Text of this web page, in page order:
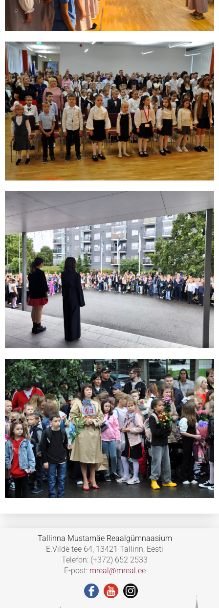
Tallinna Mustamäe Reaalgümnaasium
E.Vilde tee 64, 13421 Tallinn, Eesti
Telefon: (+372) 652 2533
E-post: mreal@mreal.ee